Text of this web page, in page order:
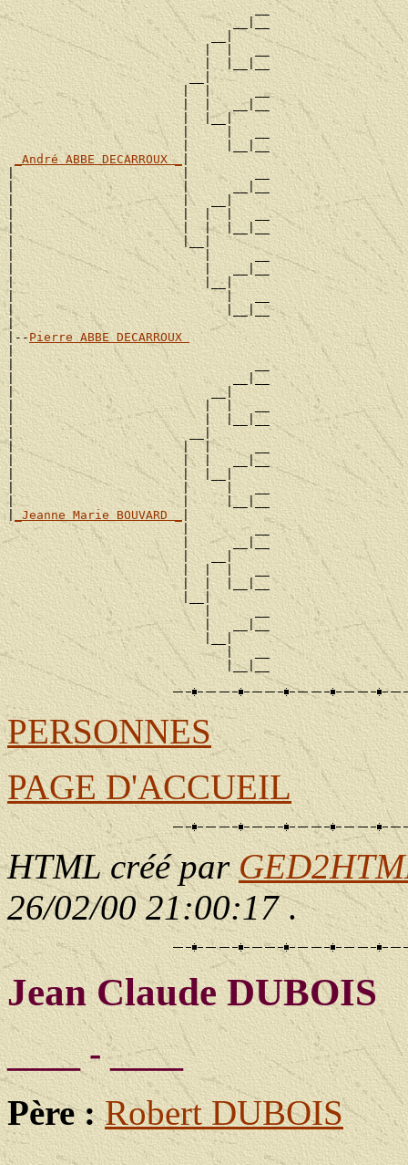
                                  __
                               __|__
                            __|
                           |  |   __
                           |  |__|__
                         __|
                        |  |      __
                        |  |   __|__
                        |  |__|
                        |     |   __
                        |     |__|__
_André ABBE DECARROUX _
|
|                       |         __
|                       |      __|__
|                       |   __|
|                       |  |  |   __
|                       |  |  |__|__
|                       |__|
|                          |      __
|                          |   __|__
|                          |__|
|                             |   __
|                             |__|__
|
|--Pierre ABBE DECARROUX
|
|                                 __
|                              __|__
|                           __|
|                          |  |   __
|                          |  |__|__
|                        __|
|                       |  |      __
|                       |  |   __|__
|                       |  |__|
|                       |     |   __
|                       |     |__|__
_Jeanne Marie BOUVARD _ |
                        |         __
                        |      __|__
                        |   __|
                        |  |  |   __
                        |  |  |__|__
                        |__|
                           |      __
                           |   __|__
                           |__|
                              |   __
PERSONNES
PAGE D'ACCUEIL
HTML créé par
26/02/00 21:00:17.
Jean Claude DUBOIS
____ - ____
Père :Robert DUBOIS